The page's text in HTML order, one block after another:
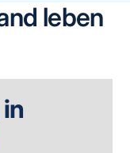
leben